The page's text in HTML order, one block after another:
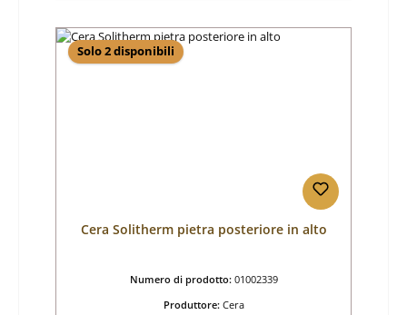
Solo 2 disponibili
Cera Solitherm pietra posteriore in alto
Numero di prodotto: 01002339
Produttore: Cera